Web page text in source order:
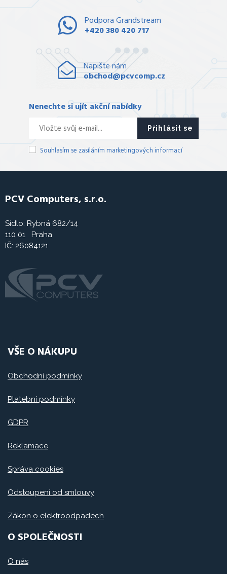
Podpora Grandstream
+420 380 420 717
Napište nám
obchod@pcvcomp.cz
Nenechte si ujít akční nabídky
Přihlásit se
Souhlasím se zasíláním marketingových informací
PCV Computers, s.r.o.
Sídlo: Rybná 682/14
110 01 Praha
IČ: 26084121
VŠE O NÁKUPU
Obchodní podmínky
Platební podmínky
GDPR
Reklamace
Správa cookies
Odstoupení od smlouvy
Zákon o elektroodpadech
O SPOLEČNOSTI
O nás